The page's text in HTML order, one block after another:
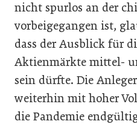
nicht spurlos an der
vorbeigegangen ist,
dass der Ausblick für
Aktienmärkte mittel-
sein dürfte. Die
weiterhin mit hoher
die Pandemie